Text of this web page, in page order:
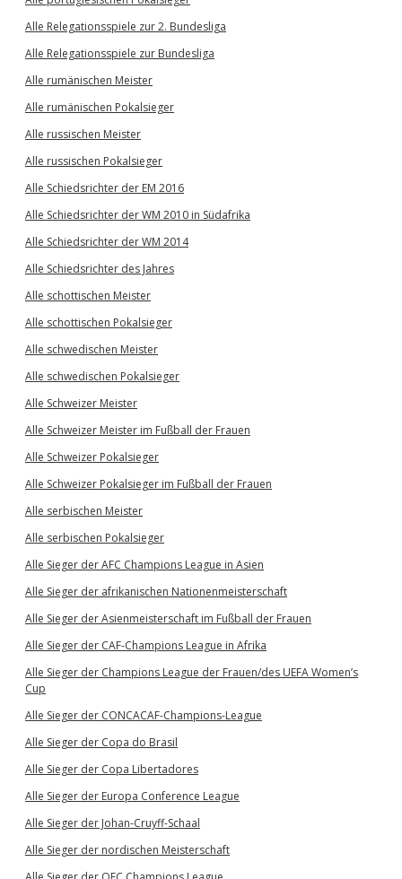
Alle Relegationsspiele zur 2. Bundesliga
Alle Relegationsspiele zur Bundesliga
Alle rumänischen Meister
Alle rumänischen Pokalsieger
Alle russischen Meister
Alle russischen Pokalsieger
Alle Schiedsrichter der EM 2016
Alle Schiedsrichter der WM 2010 in Südafrika
Alle Schiedsrichter der WM 2014
Alle Schiedsrichter des Jahres
Alle schottischen Meister
Alle schottischen Pokalsieger
Alle schwedischen Meister
Alle schwedischen Pokalsieger
Alle Schweizer Meister
Alle Schweizer Meister im Fußball der Frauen
Alle Schweizer Pokalsieger
Alle Schweizer Pokalsieger im Fußball der Frauen
Alle serbischen Meister
Alle serbischen Pokalsieger
Alle Sieger der AFC Champions League in Asien
Alle Sieger der afrikanischen Nationenmeisterschaft
Alle Sieger der Asienmeisterschaft im Fußball der Frauen
Alle Sieger der CAF-Champions League in Afrika
Alle Sieger der Champions League der Frauen/des UEFA Women’s
Cup
Alle Sieger der CONCACAF-Champions-League
Alle Sieger der Copa do Brasil
Alle Sieger der Copa Libertadores
Alle Sieger der Europa Conference League
Alle Sieger der Johan-Cruyff-Schaal
Alle Sieger der nordischen Meisterschaft